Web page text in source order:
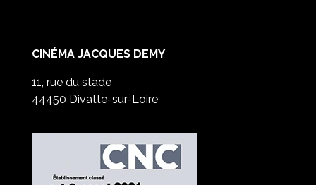
CINÉMA JACQUES DEMY
11, rue du stade
44450 Divatte-sur-Loire